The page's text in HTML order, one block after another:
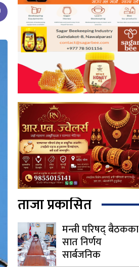
ताजा प्रकासित
मन्त्री परिषद् बैठकका
सात निर्णय
सार्बजनिक